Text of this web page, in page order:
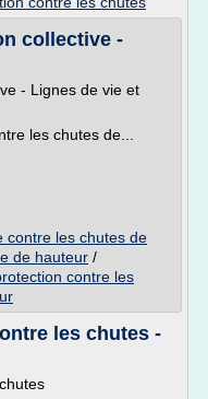
collective -
- Lignes de vie et
les chutes de...
contre les chutes de
de hauteur /
contre les
les chutes -